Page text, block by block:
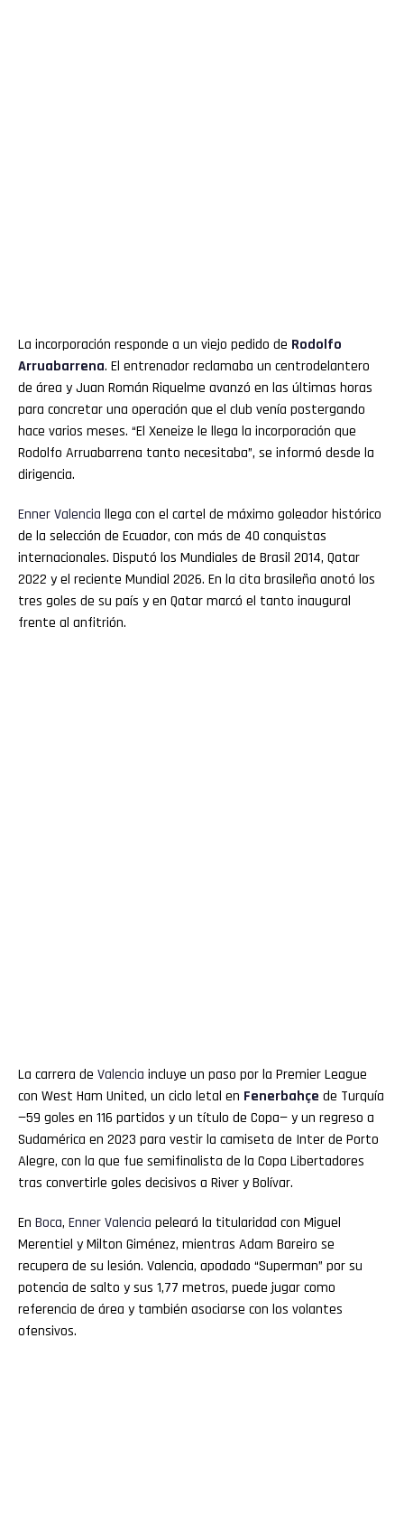
La incorporación responde a un viejo pedido de Rodolfo
Arruabarrena. El entrenador reclamaba un centrodelantero
de área y Juan Román Riquelme avanzó en las últimas horas
para concretar una operación que el club venía postergando
hace varios meses. “El Xeneize le llega la incorporación que
Rodolfo Arruabarrena tanto necesitaba”, se informó desde la
dirigencia.
EnnerValencia llega con el cartel de máximo goleador histórico
de la selección de Ecuador, con más de 40 conquistas
internacionales. Disputó los Mundiales de Brasil 2014, Qatar
2022 y el reciente Mundial 2026. En la cita brasileña anotó los
tres goles de su país y en Qatar marcó el tanto inaugural
frente al anfitrión.
La carrera de Valencia incluye un paso por la Premier League
con West Ham United, un ciclo letal en Fenerbahçe de Turquía
—59 goles en 116 partidos y un título de Copa— y un regreso a
Sudamérica en 2023 para vestir la camiseta de Inter de Porto
Alegre, con la que fue semifinalista de la Copa Libertadores
tras convertirle goles decisivos a River y Bolívar.
En Boca, EnnerValencia peleará la titularidad con Miguel
Merentiel y Milton Giménez, mientras Adam Bareiro se
recupera de su lesión. Valencia, apodado “Superman” por su
potencia de salto y sus 1,77 metros, puede jugar como
referencia de área y también asociarse con los volantes
ofensivos.